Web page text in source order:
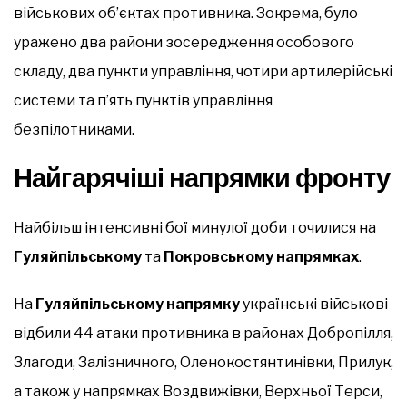
військових об’єктах противника. Зокрема, було
уражено два райони зосередження особового
складу, два пункти управління, чотири артилерійські
системи та п’ять пунктів управління
безпілотниками.
Найгарячіші напрямки фронту
Найбільш інтенсивні бої минулої доби точилися на
Гуляйпільському та Покровському напрямках.
На Гуляйпільському напрямкуукраїнські військові
відбили 44 атаки противника в районах Добропілля,
Злагоди, Залізничного, Оленокостянтинівки, Прилук,
а також у напрямках Воздвижівки, Верхньої Терси,